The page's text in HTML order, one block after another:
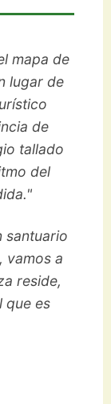
mapa de
lugar de
de
tallado
del
santuario
vamos a
reside,
que es